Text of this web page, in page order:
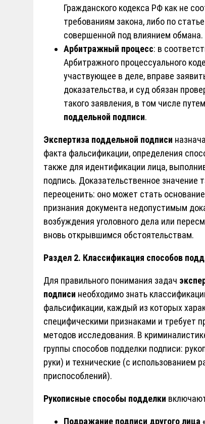
Гражданского кодекса РФ как не
требованиям закона, либо по
совершенной под влиянием обмана.
Арбитражный процесс: в
Арбитражного процессуального
участвующее в деле, вправе
доказательства, и суд обязан
такого заявления, в том числе
поддельной подписи.
Экспертиза поддельной подписи
факта фальсификации, определения
также для идентификации лица,
подпись. Доказательственное значение
переоценить: оно может стать
признания документа недопустимым
возбуждения уголовного дела или
вновь открывшимся обстоятельствам.
Раздел 2. Классификация способов
Для правильного понимания задач
подписи необходимо знать
фальсификации, каждый из которых
специфическими признаками и требует
методов исследования. В
группы способов подделки подписи:
руки) и технические (с использованием
приспособлений).
Рукописные способы подделки
Подражание подписи другого лица